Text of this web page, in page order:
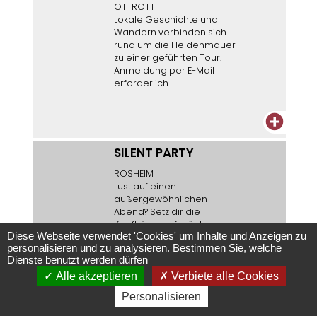
OTTROTT
Lokale Geschichte und
Wandern verbinden sich
rund um die Heidenmauer
zu einer geführten Tour.
Anmeldung per E-Mail
erforderlich.
+
SILENT PARTY
ROSHEIM
Lust auf einen
außergewöhnlichen
Abend? Setz dir die
Kopfhörer auf, wähle
deinen Stil (House, Techno,
Pop, Afro…) und lass dich
von Malicia Darkwave und
Remy mitreißen. Ein
einzigartiges Musikerlebnis!
Diese Webseite verwendet 'Cookies' um Inhalte und Anzeigen zu
personalisieren und zu analysieren. Bestimmen Sie, welche
Dienste benutzt werden dürfen
Alle akzeptieren
Verbiete alle Cookies
Personalisieren